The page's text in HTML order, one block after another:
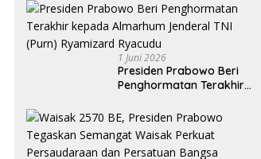
1 Juni 2026
Presiden Prabowo Beri
Penghormatan Terakhir
Jenderal TNI (Purn)
Ryamizard Ryacudu